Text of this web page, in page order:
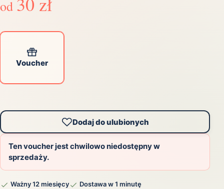
od
Voucher
Dodaj do ulubionych
Ten voucher jest chwilowo niedostępny w
sprzedaży.
Ważny 12 miesięcy Dostawa w 1 minutę